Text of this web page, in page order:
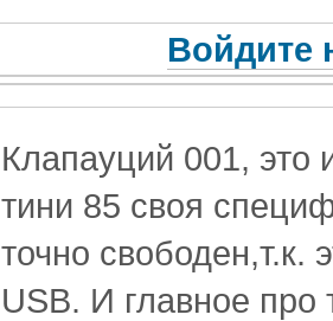
Войдите
Клапауций 001,
тини 85 своя
точно свободен,т.к.
USB. И главное про